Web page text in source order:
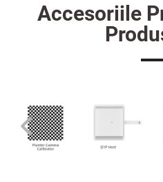
Accesoriile